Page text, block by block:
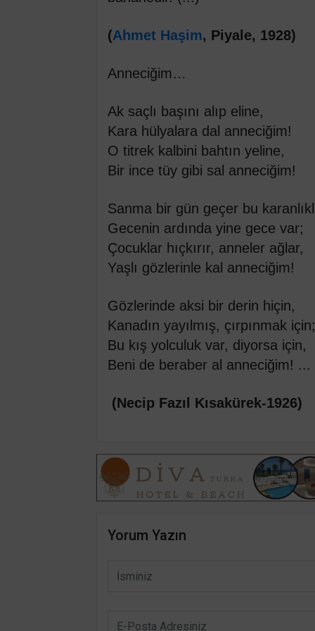
(Ahmet Haşim, Piyale, 1928)
Anneciğim…
Ak saçlı başını alıp eline,
Kara hülyalara dal anneciğim!
O titrek kalbini bahtın yeline,
Bir ince tüy gibi sal anneciğim!
Sanma bir gün geçer bu
Gecenin ardında yine gece var;
Çocuklar hıçkırır, anneler ağlar,
Yaşlı gözlerinle kal anneciğim!
Gözlerinde aksi bir derin hiçin,
Kanadın yayılmış, çırpınmak için;
Bu kış yolculuk var, diyorsa için,
Beni de beraber al anneciğim! ...
(Necip Fazıl Kısakürek-1926)
Yorum Yazın